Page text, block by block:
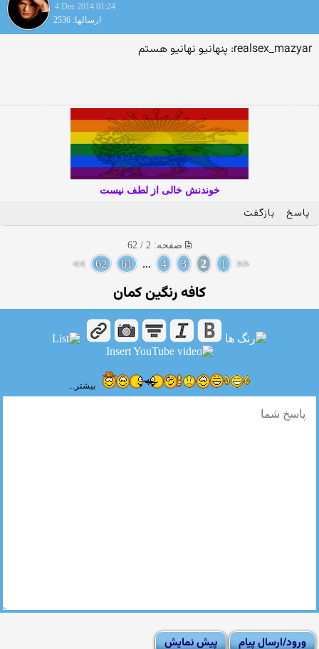
4 Dec 2014 01:24
ارسالها: 2536
realsex_mazyar: پنهانیو نهانیو هستم
خوندنش خالی از لطف نیست
پاسخ بازگفت
صفحه: 2 / 62
<<
1
2
3
4
...
61
62
>>
کافه رنگین کمان
بیشتر...